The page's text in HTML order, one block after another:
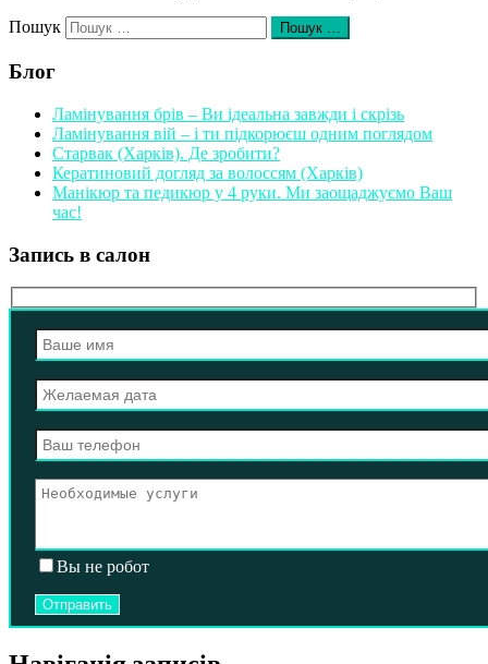
Пошук Пошук …
Блог
Ламінування брів – Ви ідеальна завжди і скрізь
Ламінування вій – і ти підкорюєш одним поглядом
Старвак (Харків). Де зробити?
Кератиновий догляд за волоссям (Харків)
Манікюр та педикюр у 4 руки. Ми заощаджуємо Ваш
час!
Запись в салон
Вы не робот